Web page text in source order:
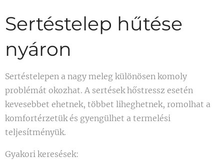
Sertéstelep hűtése
nyáron
Sertéstelepen a nagy meleg különösen komoly
problémát okozhat. A sertések hőstressz esetén
kevesebbet ehetnek, többet liheghetnek, romolhat a
komfortérzetük és gyengülhet a termelési
teljesítményük.
Gyakori keresések: